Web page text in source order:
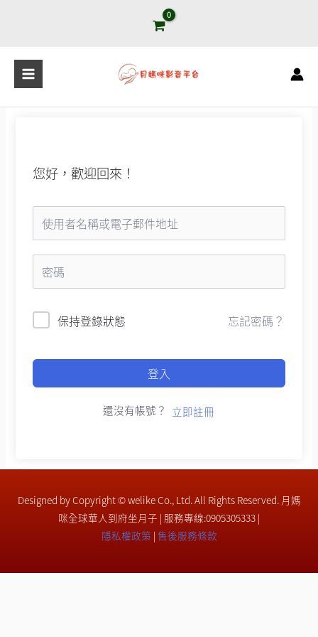
容
您好，歡迎回來！
保持登錄狀態 忘記密碼？
登入
還沒有帳號？ 立即註冊
Designed by Copyright © welike Co., Ltd. All Rights Reserved. 月媽
咪全球華人到府坐月子 | 服務專線:0905305333 |
隱私權政策 | 售後服務條款